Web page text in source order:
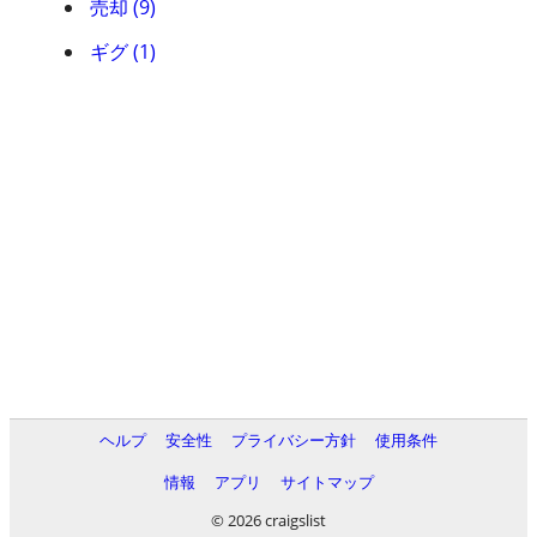
売却 (9)
ギグ (1)
ヘルプ 安全性 プライバシー方針
使用条件
情報
アプリ
サイトマップ
© 2026 craigslist